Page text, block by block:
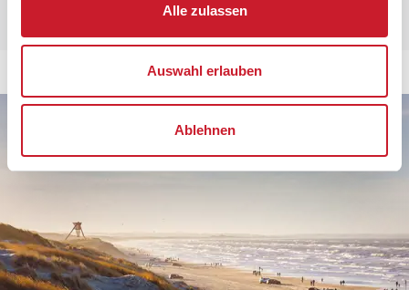
Alle zulassen
Auswahl erlauben
Ablehnen